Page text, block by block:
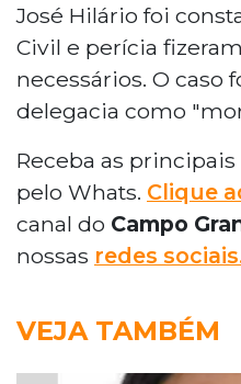
José Hilário foi
Civil e perícia
necessários. O caso
delegacia como
Receba as
pelo Whats. Clique
canal do Campo
nossas redes
VEJA TAMBÉM